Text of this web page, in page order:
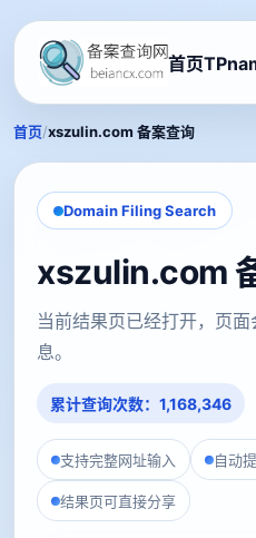
首页
首页/xszulin.com 备案查询
Domain Filing Search
xszulin.com
当前结果页已经打开，页
息。
累计查询次数：1,168,346
支持完整网址输入 自动
结果页可直接分享